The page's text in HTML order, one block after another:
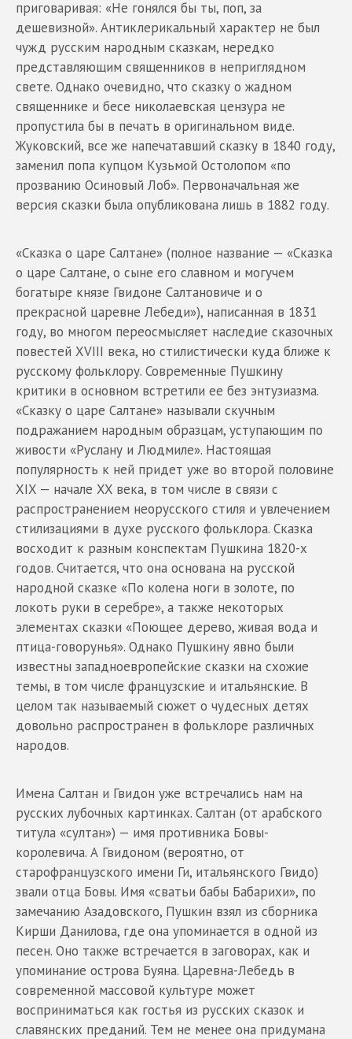
приговаривая: «Не гонялся бы ты, поп, за
дешевизной». Антиклерикальный характер не был
чужд русским народным сказкам, нередко
представляющим священников в неприглядном
свете. Однако очевидно, что сказку о жадном
священнике и бесе николаевская цензура не
пропустила бы в печать в оригинальном виде.
Жуковский, все же напечатавший сказку в 1840 году,
заменил попа купцом Кузьмой Остолопом «по
прозванию Осиновый Лоб». Первоначальная же
версия сказки была опубликована лишь в 1882 году.
«Сказка о царе Салтане» (полное название — «Сказка
о царе Салтане, о сыне его славном и могучем
богатыре князе Гвидоне Салтановиче и о
прекрасной царевне Лебеди»), написанная в 1831
году, во многом переосмысляет наследие сказочных
повестей XVIII века, но стилистически куда ближе к
русскому фольклору. Современные Пушкину
критики в основном встретили ее без энтузиазма.
«Сказку о царе Салтане» называли скучным
подражанием народным образцам, уступающим по
живости «Руслану и Людмиле». Настоящая
популярность к ней придет уже во второй половине
XIX — начале XX века, в том числе в связи с
распространением неорусского стиля и увлечением
стилизациями в духе русского фольклора. Сказка
восходит к разным конспектам Пушкина 1820-х
годов. Считается, что она основана на русской
народной сказке «По колена ноги в золоте, по
локоть руки в серебре», а также некоторых
элементах сказки «Поющее дерево, живая вода и
птица-говорунья». Однако Пушкину явно были
известны западноевропейские сказки на схожие
темы, в том числе французские и итальянские. В
целом так называемый сюжет о чудесных детях
довольно распространен в фольклоре различных
народов.
Имена Салтан и Гвидон уже встречались нам на
русских лубочных картинках. Салтан (от арабского
титула «султан») — имя противника Бовы-
королевича. А Гвидоном (вероятно, от
старофранцузского имени Ги, итальянского Гвидо)
звали отца Бовы. Имя «сватьи бабы Бабарихи», по
замечанию Азадовского, Пушкин взял из сборника
Кирши Данилова, где она упоминается в одной из
песен. Оно также встречается в заговорах, как и
упоминание острова Буяна. Царевна-Лебедь в
современной массовой культуре может
восприниматься как гостья из русских сказок и
славянских преданий. Тем не менее она придумана